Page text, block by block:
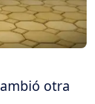
otra